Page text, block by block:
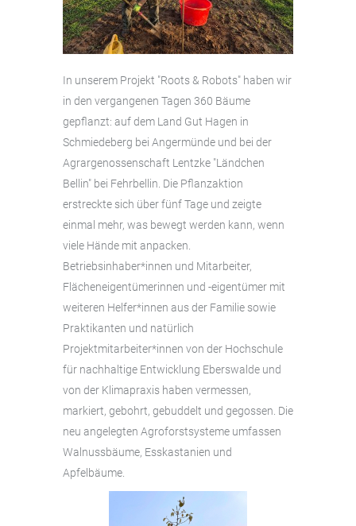
In unserem Projekt "Roots & Robots" haben wir
in den vergangenen Tagen 360 Bäume
gepflanzt: auf dem Land Gut Hagen in
Schmiedeberg bei Angermünde und bei der
Agrargenossenschaft Lentzke "Ländchen
Bellin" bei Fehrbellin. Die Pflanzaktion
erstreckte sich über fünf Tage und zeigte
einmal mehr, was bewegt werden kann, wenn
viele Hände mit anpacken.
Betriebsinhaber*innen und Mitarbeiter,
Flächeneigentümerinnen und -eigentümer mit
weiteren Helfer*innen aus der Familie sowie
Praktikanten und natürlich
Projektmitarbeiter*innen von der Hochschule
für nachhaltige Entwicklung Eberswalde und
von der Klimapraxis haben vermessen,
markiert, gebohrt, gebuddelt und gegossen. Die
neu angelegten Agroforstsysteme umfassen
Walnussbäume, Esskastanien und
Apfelbäume.